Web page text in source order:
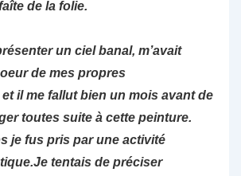
de la folie.
un ciel banal, m’avait
de mes propres
il me fallut bien un mois avant de
toutes suite à cette peinture.
je fus pris par une activité
tentais de préciser